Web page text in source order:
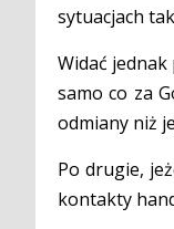
sytuacjach
Widać jednak
samo co za
odmiany niż
Po drugie,
kontakty